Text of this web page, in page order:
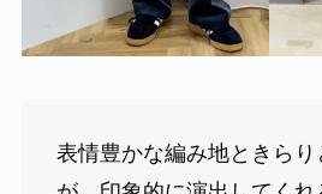
表情豊かな編み地ときら